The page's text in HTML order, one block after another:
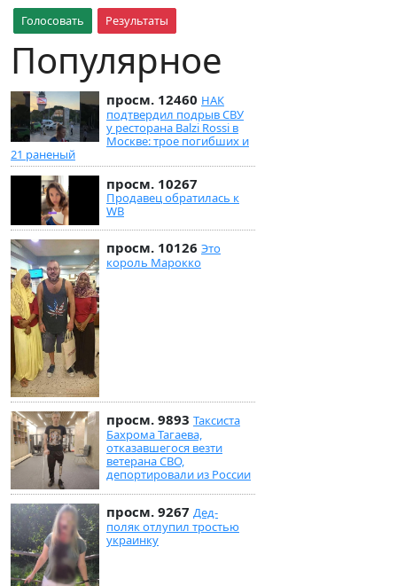
Голосовать Результаты
Популярное
просм. 12460 НАК
подтвердил подрыв СВУ
у ресторана Balzi Rossi в
Москве: трое погибших и
21 раненый
просм. 10267
Продавец обратилась к
WB
просм. 10126 Это
король Марокко
просм. 9893 Таксиста
Бахрома Тагаева,
отказавшегося везти
ветерана СВО,
депортировали из России
просм. 9267 Дед-
поляк отлупил тростью
украинку